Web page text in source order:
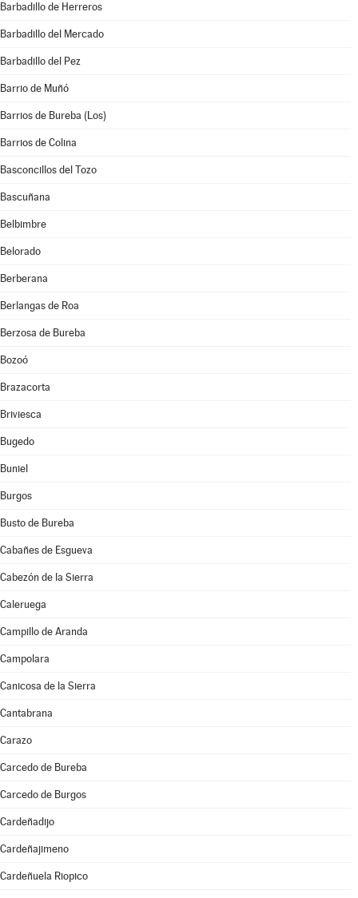
Barbadillo de Herreros
Barbadillo del Mercado
Barbadillo del Pez
Barrio de Muñó
Barrios de Bureba (Los)
Barrios de Colina
Basconcillos del Tozo
Bascuñana
Belbimbre
Belorado
Berberana
Berlangas de Roa
Berzosa de Bureba
Bozoó
Brazacorta
Briviesca
Bugedo
Buniel
Burgos
Busto de Bureba
Cabañes de Esgueva
Cabezón de la Sierra
Caleruega
Campillo de Aranda
Campolara
Canicosa de la Sierra
Cantabrana
Carazo
Carcedo de Bureba
Carcedo de Burgos
Cardeñadijo
Cardeñajimeno
Cardeñuela Riopico